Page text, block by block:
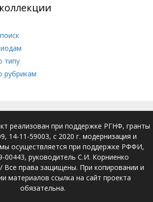
типу
рубрикам
реализован при поддержке РГНФ, гранты
14-11-59003, с 2020 г. модернизация и
осуществляется при поддержке РФФИ,
00443, руководитель С.И. Корниенко
Все права защищены. При копировании и
материалов ссылка на сайт проекта
обязательна.